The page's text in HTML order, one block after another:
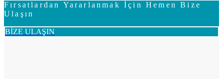
Fırsatlardan Yararlanmak İçin Hemen Bize
Ulaşın
BİZE ULAŞIN